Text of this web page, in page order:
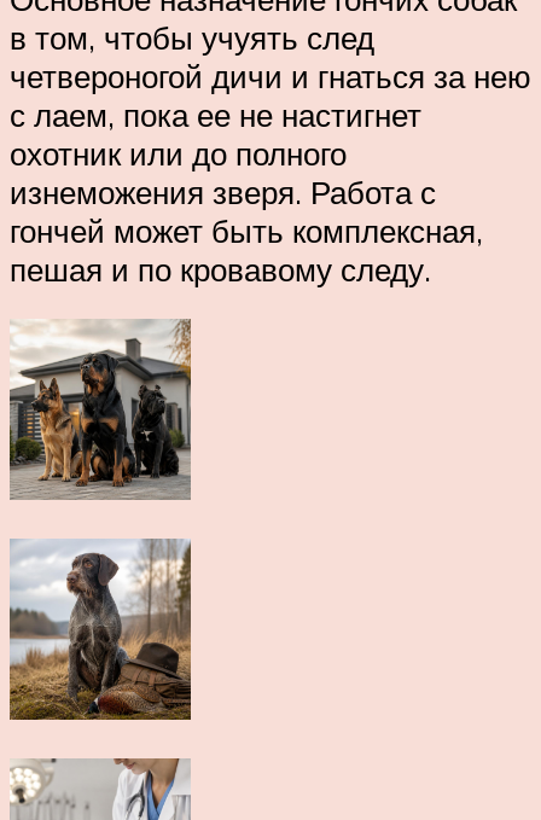
в том, чтобы учуять след
четвероногой дичи и гнаться за нею
с лаем, пока ее не настигнет
охотник или до полного
изнеможения зверя. Работа с
гончей может быть комплексная,
пешая и по кровавому следу.